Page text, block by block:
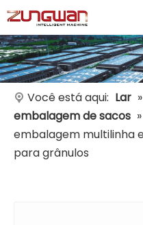
Você está aqui: Lar »
embalagem de sacos »
embalagem multilinha
para grânulos